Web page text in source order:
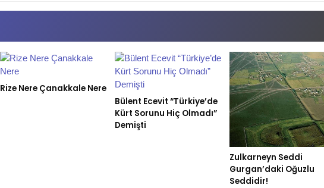
Rize Nere Çanakkale Nere
Bülent Ecevit “Türkiye’de
Kürt Sorunu Hiç Olmadı”
Demişti
Zulkarneyn Seddi
Gurgan’daki Oğuzlu
Seddidir!